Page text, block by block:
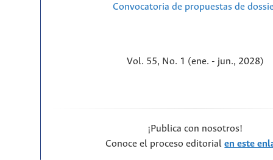
Convocatoria de propuestas de
Vol. 55, No. 1 (ene. - jun., 2028)
¡Publica con nosotros!
Conoce el proceso editorialen este